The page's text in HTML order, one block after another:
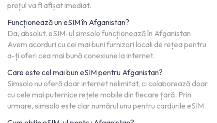
prețul va fi afișat imediat.
Funcționează un eSIM în Afganistan?
Da, absolut. eSIM-ul simsolo funcționează în Afganistan.
Avem acorduri cu cei mai buni furnizori locali de rețea pentru
a-ți oferi cea mai bună conexiune la internet.
Care este cel mai bun eSIM pentru Afganistan?
Simsolo nu oferă doar internet nelimitat, ci colaborează doar
cu cele mai puternice rețele mobile din fiecare țară. Prin
urmare, simsolo este clar numărul unu pentru cardurile eSIM.